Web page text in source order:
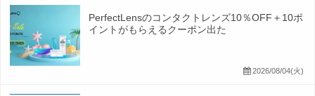
PerfectLensのコンタクトレンズ10％OFF＋10ポ
イントがもらえるクーポン出た
2026/08/04(火)